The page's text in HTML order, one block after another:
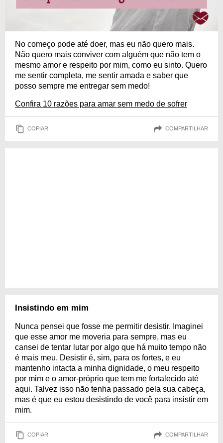
No começo pode até doer, mas eu não quero mais.
Não quero mais conviver com alguém que não tem o
mesmo amor e respeito por mim, como eu sinto. Quero
me sentir completa, me sentir amada e saber que
posso sempre me entregar sem medo!
Confira 10 razões para amar sem medo de sofrer
COPIAR COMPARTILHAR
Insistindo em mim
Nunca pensei que fosse me permitir desistir. Imaginei
que esse amor me moveria para sempre, mas eu
cansei de tentar lutar por algo que há muito tempo não
é mais meu. Desistir é, sim, para os fortes, e eu
mantenho intacta a minha dignidade, o meu respeito
por mim e o amor-próprio que tem me fortalecido até
aqui. Talvez isso não tenha passado pela sua cabeça,
mas é que eu estou desistindo de você para insistir em
mim.
COPIAR COMPARTILHAR